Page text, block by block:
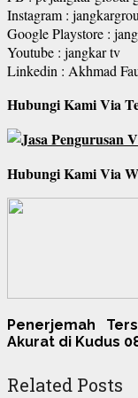
Instagram :
Google Playstore :
Youtube : jangkar tv
Linkedin : Akhmad
Hubungi Kami Via
Hubungi Kami Via
Penerjemah
Akurat di Kudus
Related Posts